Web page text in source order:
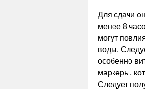
Для сдачи
менее 8
могут
воды.
особенно
маркеры,
Следует